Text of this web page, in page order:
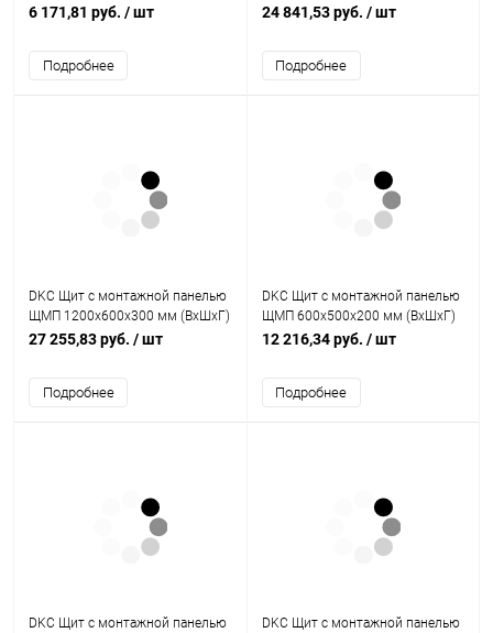
(MKP93-N-403017-65)
6 171,81 руб. / шт
Подробнее
IP31 серый (одна дверь) IEK
24 841,53 руб. / шт
Подробнее
DKC Щит с монтажной панелью
ЩМП 1200x600x300 мм (ВхШхГ)
IP65 серия ST (R5ST1263)
27 255,83 руб. / шт
Подробнее
DKC Щит с монтажной панелью
ЩМП 600x500x200 мм (ВхШхГ)
IP65 серия ST (R5ST0652)
12 216,34 руб. / шт
Подробнее
DKC Щит с монтажной панелью
DKC Щит с монтажной панелью